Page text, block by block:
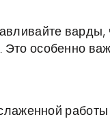
Это особенно